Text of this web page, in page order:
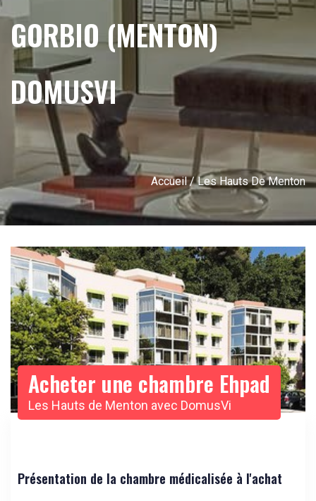
GORBIO (MENTON)
DOMUSVI
Accueil/ Les Hauts De Menton
Acheter une chambre Ehpad
Les Hauts de Menton avec DomusVi
Présentation de la chambre médicalisée à l'achat